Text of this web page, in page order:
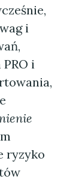
i
i
ryzyko